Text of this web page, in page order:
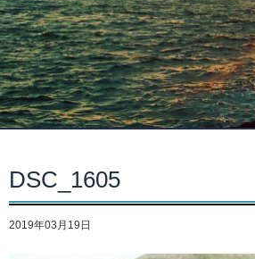
DSC_1605
2019年03月19日